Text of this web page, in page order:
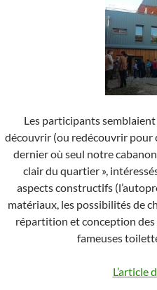
Les participants
découvrir (ou redécouvrir pour
dernier où seul notre
clair du quartier »,
aspects constructifs
matériaux, les possibilités de
répartition et conception
fameuses
L’article